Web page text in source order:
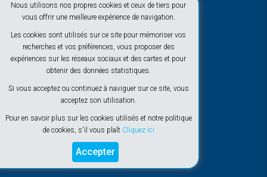
Nous utilisons nos propres cookies et ceux de tiers pour
vous offrir une meilleure expérience de navigation.
Les cookies sont utilisés sur ce site pour mémoriser vos
recherches et vos préférences, vous proposer des
expériences sur les réseaux sociaux et des cartes et pour
obtenir des données statistiques.
Si vous acceptez ou continuez à naviguer sur ce site, vous
acceptez son utilisation.
Pour en savoir plus sur les cookies utilisés et notre politique
de cookies, s'il vous plaît Cliquez ici
Accepter